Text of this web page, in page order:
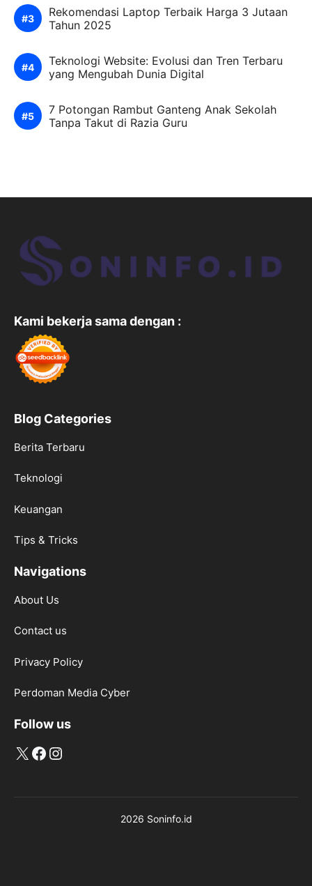
Rekomendasi Laptop Terbaik Harga 3 Jutaan
Tahun 2025
Teknologi Website: Evolusi dan Tren Terbaru
yang Mengubah Dunia Digital
7 Potongan Rambut Ganteng Anak Sekolah
Tanpa Takut di Razia Guru
Kami bekerja sama dengan :
Blog Categories
Berita Terbaru
Teknologi
Keuangan
Tips & Tricks
Navigations
About Us
Contact us
Privacy Policy
Perdoman Media Cyber
Follow us
X Facebook
Instagram
2026 Soninfo.id